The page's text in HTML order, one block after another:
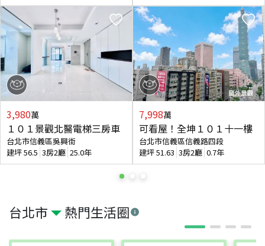
台北市 熱門生活圈
3,980萬
１０１景觀北醫電梯三房車
台北市信義區吳興街
建坪56.5 3房2廳 25.0年
7,998萬
可看屋！全坤１０１十一樓
台北市信義區信義路四段
建坪51.63 3房2廳 0.7年